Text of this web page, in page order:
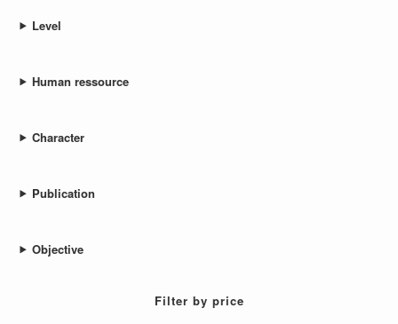
Level
Human ressource
Character
Publication
Objective
Filter by price